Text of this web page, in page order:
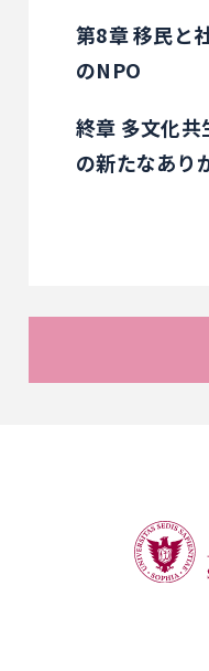
第8章 移民と
のNPO
終章 多文化共
の新たなあり